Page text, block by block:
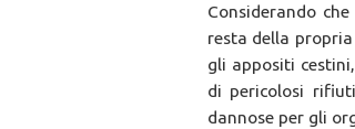
Considerando
resta della
gli appositi
di pericolosi
dannose per gli